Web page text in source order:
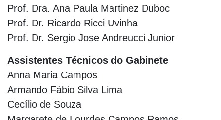
Prof. Dra. Ana Paula Martinez Duboc
Prof. Dr. Ricardo Ricci Uvinha
Prof. Dr. Sergio Jose Andreucci Junior
Assistentes Técnicos do Gabinete
Anna Maria Campos
Armando Fábio Silva Lima
Cecílio de Souza